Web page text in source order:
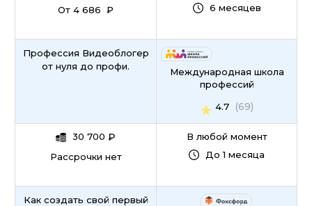
От 4 686 ₽
6 месяцев
Профессия Видеоблогер
от нуля до профи.
30 700 ₽
Рассрочки нет
Международная школа
профессий
4.7
(69)
В любой момент
До 1 месяца
Как создать свой первый